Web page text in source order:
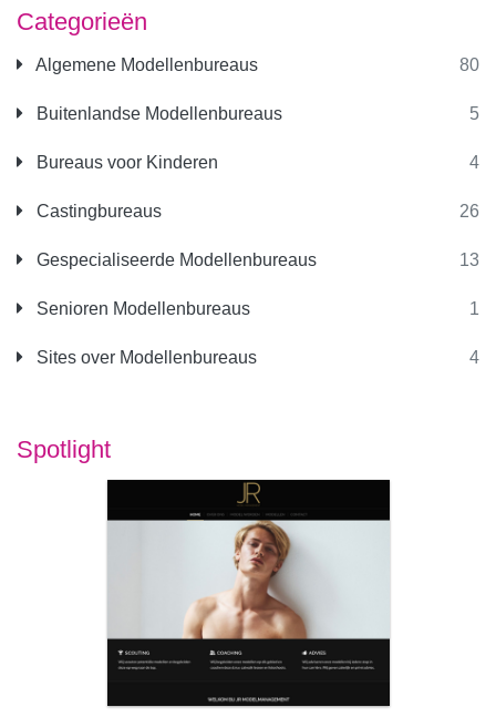
Categorieën
Algemene Modellenbureaus 80
Buitenlandse Modellenbureaus 5
Bureaus voor Kinderen 4
Castingbureaus 26
Gespecialiseerde Modellenbureaus 13
Senioren Modellenbureaus 1
Sites over Modellenbureaus 4
Spotlight